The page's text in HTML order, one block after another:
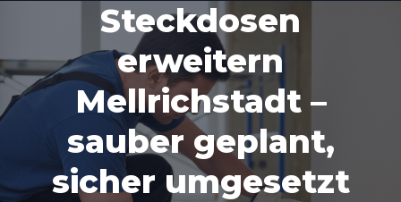
Steckdosen
erweitern
Mellrichstadt –
sauber geplant,
sicher umgesetzt